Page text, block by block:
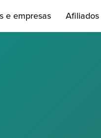
e empresas Afiliados